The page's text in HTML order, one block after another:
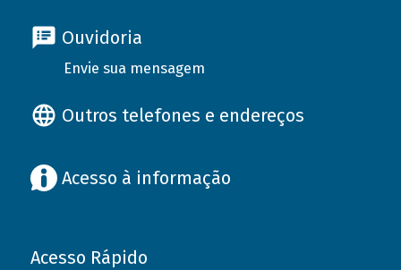
Ouvidoria
Envie sua mensagem
Outros telefones e endereços
Acesso à informação
Acesso Rápido